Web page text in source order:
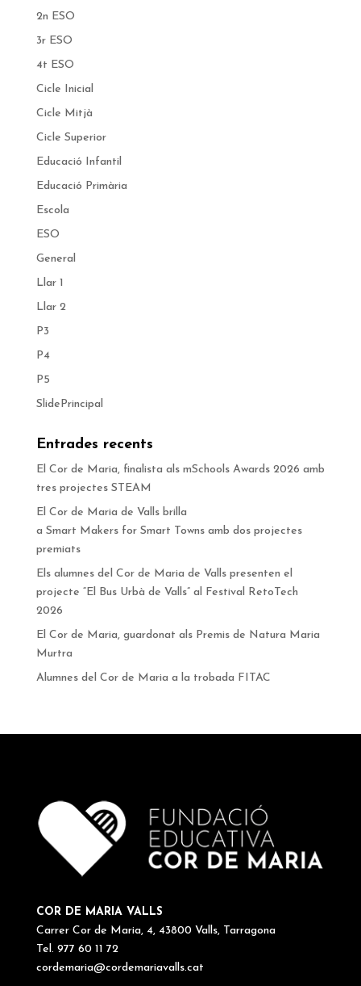
2n ESO
3r ESO
4t ESO
Cicle Inicial
Cicle Mitjà
Cicle Superior
Educació Infantil
Educació Primària
Escola
ESO
General
Llar 1
Llar 2
P3
P4
P5
SlidePrincipal
Entrades recents
El Cor de Maria, finalista als mSchools Awards 2026 amb
tres projectes STEAM
El Cor de Maria de Valls brilla
a Smart Makers for Smart Towns amb dos projectes
premiats
Els alumnes del Cor de Maria de Valls presenten el
projecte “El Bus Urbà de Valls” al Festival RetoTech
2026
El Cor de Maria, guardonat als Premis de Natura Maria
Murtra
Alumnes del Cor de Maria a la trobada FITAC
COR DE MARIA VALLS
Carrer Cor de Maria, 4, 43800 Valls, Tarragona
Tel. 977 60 11 72
cordemaria@cordemariavalls.cat